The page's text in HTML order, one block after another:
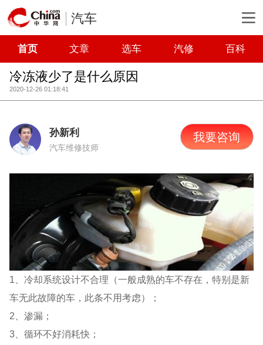
汽车
首页 文章 选车 汽修 百科
冷冻液少了是什么原因
2020-12-26 01:18:41
孙新利
汽车维修技师
我要咨询
1、冷却系统设计不合理（一般成熟的车不存在，特别是新
车无此故障的车，此条不用考虑）；
2、渗漏；
3、循环不好消耗快；